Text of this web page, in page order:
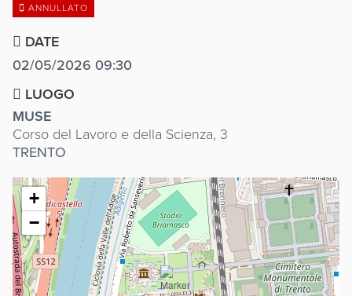
ANNULLATO
DATE
02/05/2026 09:30
LUOGO
MUSE
Corso del Lavoro e della Scienza, 3
TRENTO
+
−